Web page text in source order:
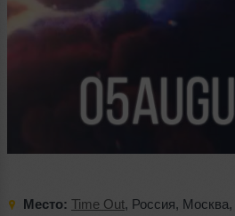
Место: Time Out, Россия, Москва,